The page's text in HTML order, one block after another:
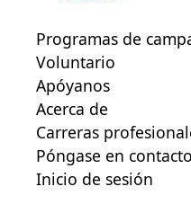
Programas de
Voluntario
Apóyanos
Acerca de
Carreras
Póngase en
Inicio de sesión